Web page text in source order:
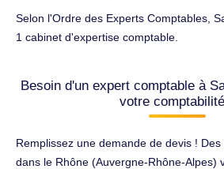
Selon l'Ordre des Experts Comptables,
1 cabinet d'expertise comptable.
Besoin d'un expert comptable à
votre
Remplissez une demande de devis !
dans le Rhône (Auvergne-Rhône-Alpes)